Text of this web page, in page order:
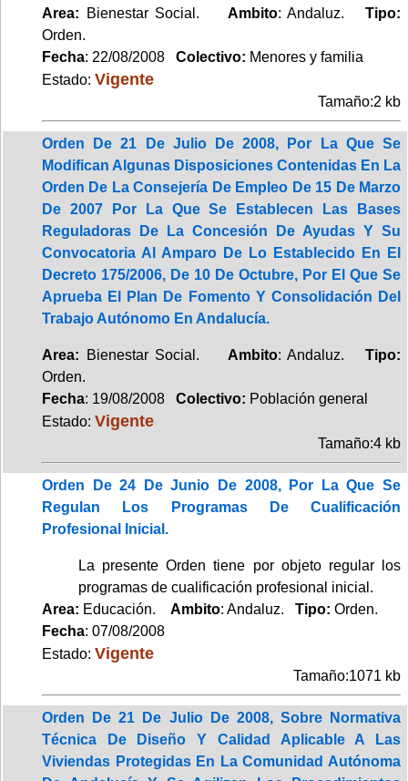
Area: Bienestar Social. Ambito: Andaluz.Tipo:
Orden.
Fecha: 22/08/2008 Colectivo: Menores y familia
Estado: Vigente
Tamaño:2 kb
Orden De 21 De Julio De 2008, Por La Que Se
Modifican Algunas Disposiciones Contenidas En La
Orden De La Consejería De Empleo De 15 De Marzo
De 2007 Por La Que Se Establecen Las Bases
Reguladoras De La Concesión De Ayudas Y Su
Convocatoria Al Amparo De Lo Establecido En El
Decreto 175/2006, De 10 De Octubre, Por El Que Se
Aprueba El Plan De Fomento Y Consolidación Del
Trabajo Autónomo En Andalucía.
Area: Bienestar Social. Ambito: Andaluz.Tipo:
Orden.
Fecha: 19/08/2008 Colectivo: Población general
Estado: Vigente
Tamaño:4 kb
Orden De 24 De Junio De 2008, Por La Que Se
Regulan Los Programas De Cualificación
Profesional Inicial.
La presente Orden tiene por objeto regular los
programas de cualificación profesional inicial.
Area: Educación. Ambito: Andaluz. Tipo: Orden.
Fecha: 07/08/2008
Estado: Vigente
Tamaño:1071 kb
Orden De 21 De Julio De 2008, Sobre Normativa
Técnica De Diseño Y Calidad Aplicable A Las
Viviendas Protegidas En La Comunidad Autónoma